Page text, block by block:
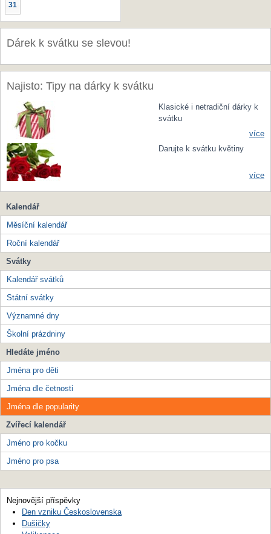
31
Dárek k svátku se slevou!
Najisto: Tipy na dárky k svátku
Klasické i netradiční dárky k
svátku
více
Darujte k svátku květiny
více
Kalendář
Měsíční kalendář
Roční kalendář
Svátky
Kalendář svátků
Státní svátky
Významné dny
Školní prázdniny
Hledáte jméno
Jména pro děti
Jména dle četnosti
Jména dle popularity
Zvířecí kalendář
Jméno pro kočku
Jméno pro psa
Nejnovější příspěvky
Den vzniku Československa
Dušičky